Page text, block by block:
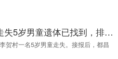
金御网 江西都昌通报：走失5岁男童遗体已找到，排除刑事案件
贺村一名5岁男童走失。接报后，都昌